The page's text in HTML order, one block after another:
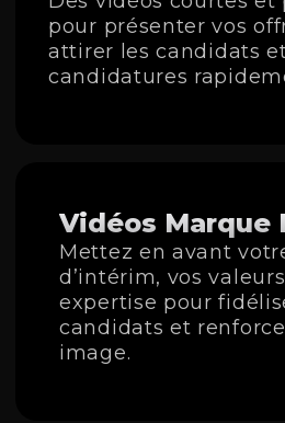
pour présenter vos
attirer les candidats
candidatures
Vidéos Marque
Mettez en avant
d’intérim, vos
expertise pour
candidats et
image.